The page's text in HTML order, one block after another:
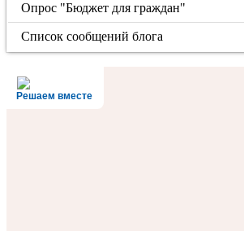
Опрос "Бюджет для граждан"
Список сообщений блога
Решаем вместе